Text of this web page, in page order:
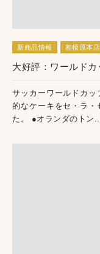
新商品情報 相模原本店
大好評：ワールド
サッカーワールドカ
的なケーキをセ・ラ
た。 ●オランダのトン